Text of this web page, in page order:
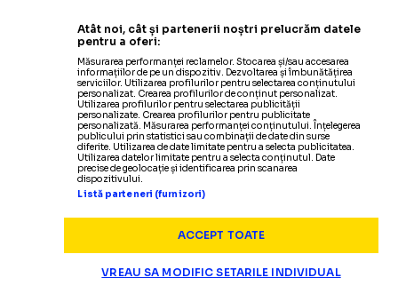
ALTE SPORTURI 05.02.2018
​VIDEO Spectacolul reclamelor de la Super Bowl
milioane de dolari pentru 30 de secunde de difuzare
Care vi se pare cea mai reusita?
ARHIVA FOTBAL
a renuntat la Rooney: Injuratura de
700.000 de euro
VIDEO Reclame amuzante:
Atât noi, cât și partenerii noștri prelucrăm datele
pentru a oferi:
Măsurarea performanței reclamelor. Stocarea și/sau accesarea
informațiilor de pe un dispozitiv. Dezvoltarea și îmbunătățirea
serviciilor. Utilizarea profilurilor pentru selectarea conținutului
personalizat. Crearea profilurilor de conținut personalizat.
Utilizarea profilurilor pentru selectarea publicității
personalizate. Crearea profilurilor pentru publicitate
personalizată. Măsurarea performanței conținutului. Înțelegerea
publicului prin statistici sau combinații de date din surse
diferite. Utilizarea de date limitate pentru a selecta publicitatea.
Utilizarea datelor limitate pentru a selecta conținutul. Date
precise de geolocație și identificarea prin scanarea
dispozitivului.
Listă parteneri (furnizori)
ACCEPT TOATE
VREAU SA MODIFIC SETARILE INDIVIDUAL